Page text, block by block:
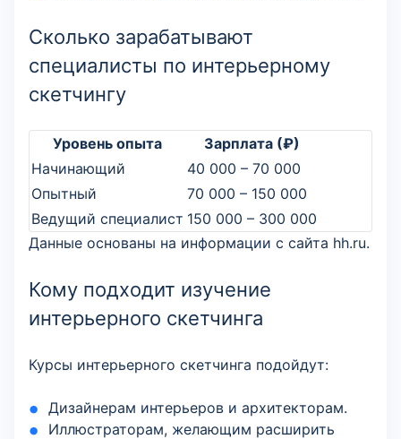
Сколько зарабатывают
специалисты по интерьерному
скетчингу
Уровень опыта
Зарплата (₽)
Начинающий
40 000 – 70 000
Опытный
70 000 – 150 000
Ведущий специалист 150 000 – 300 000
Данные основаны на информации с сайта hh.ru.
Кому подходит изучение
интерьерного скетчинга
Курсы интерьерного скетчинга подойдут:
Дизайнерам интерьеров и архитекторам.
Иллюстраторам, желающим расширить